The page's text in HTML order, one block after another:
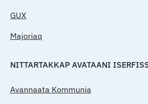
GUX
Majoriaq
NITTARTAKKAP AVATAANI
Avannaata Kommunia